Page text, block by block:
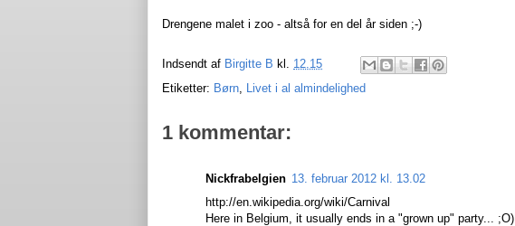
Drengene malet i zoo - altså for en del år siden ;-)
Indsendt af Birgitte B kl. 12.15
Etiketter: Børn, Livet i al almindelighed
1 kommentar:
Nickfrabelgien 13. februar 2012 kl. 13.02
http://en.wikipedia.org/wiki/Carnival
Here in Belgium, it usually ends in a "grown up" party... ;O)